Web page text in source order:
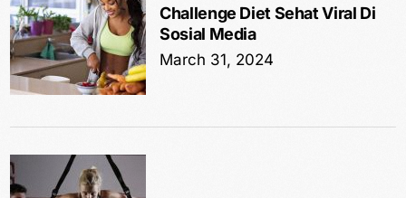
Challenge Diet Sehat Viral Di
Sosial Media
March 31, 2024